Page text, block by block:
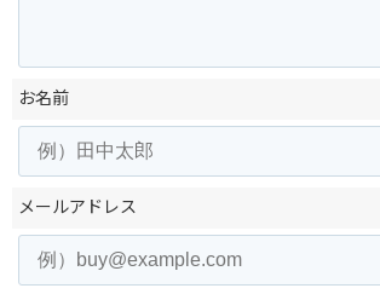
お名前
メールアドレス